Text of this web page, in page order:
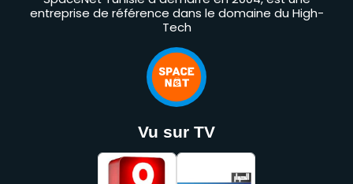
entreprise de référence dans le domaine du High-
Tech
Vu sur TV